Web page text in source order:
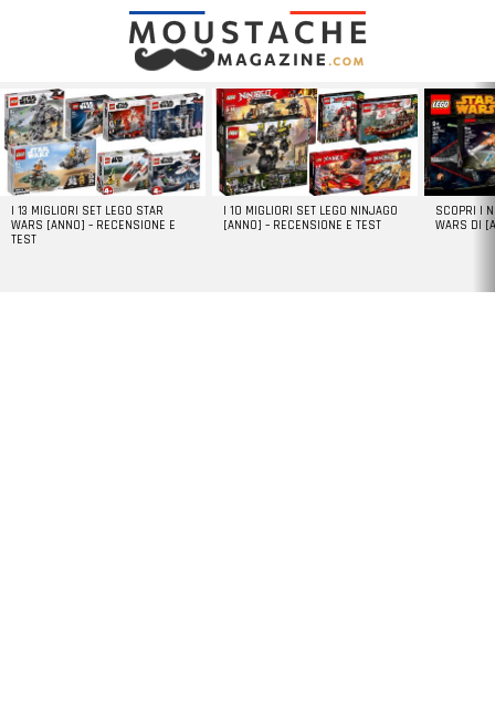
LATEST
STORIES
I 13 MIGLIORI SET LEGO STAR
WARS [ANNO] – RECENSIONE E
TEST
I 10 MIGLIORI SET LEGO NINJAGO
[ANNO] – RECENSIONE E TEST
SCOPRI I
WARS DI